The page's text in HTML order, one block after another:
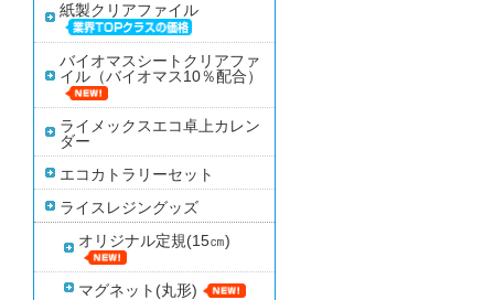
紙製クリアファイル
バイオマスシートクリアファ
イル（バイオマス10％配合）
ライメックスエコ卓上カレン
ダー
エコカトラリーセット
ライスレジングッズ
オリジナル定規(15㎝)
マグネット(丸形)